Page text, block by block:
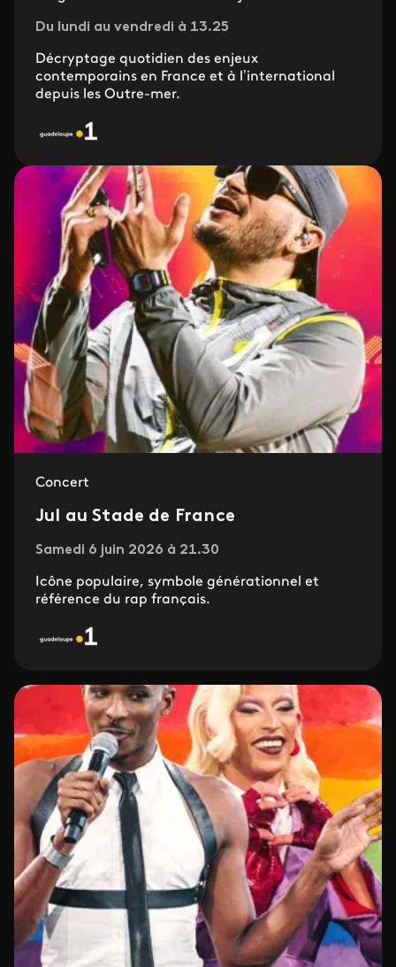
Du lundi au vendredi à 13.25
Décryptage quotidien des enjeux
contemporains en France et à l’international
depuis les Outre-mer.
Concert
Jul au Stade de France
Samedi 6 juin 2026 à 21.30
Icône populaire, symbole générationnel et
référence du rap français.